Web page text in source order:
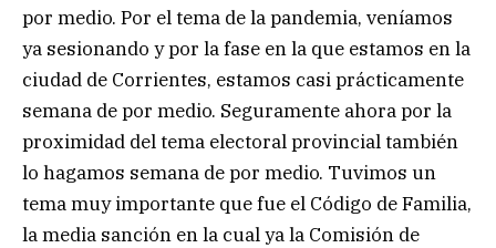
por medio. Por el tema de la pandemia, veníamos
ya sesionando y por la fase en la que estamos en la
ciudad de Corrientes, estamos casi prácticamente
semana de por medio. Seguramente ahora por la
proximidad del tema electoral provincial también
lo hagamos semana de por medio. Tuvimos un
tema muy importante que fue el Código de Familia,
la media sanción en la cual ya la Comisión de